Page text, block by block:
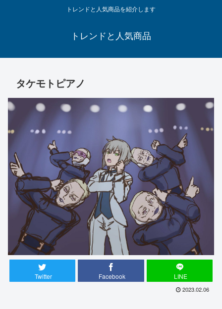
トレンドと人気商品を紹介します
トレンドと人気商品
タケモトピアノ
Twitter Facebook LINE
2023.02.06